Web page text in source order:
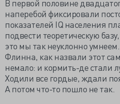
В первой половине
наперебой фиксировали
показателей IQ населения
подвести теоретическую
это мы так неуклонно
Флинна, как назвали этот
немало: и кормить-де стали
Ходили все гордые, ждали
А потом что-то пошло не так.